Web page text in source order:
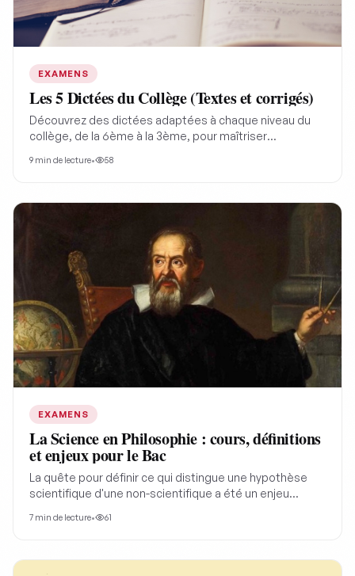
EXAMENS
Les 5 Dictées du Collège (Textes et corrigés)
Découvrez des dictées adaptées à chaque niveau du
collège, de la 6ème à la 3ème, pour maîtriser
vous offre des textes, corrigés et points de vigilance,
9 min de lecture• 58
EXAMENS
La Science en Philosophie : cours, définitions
et enjeux pour le Bac
La quête pour définir ce qui distingue une hypothèse
scientifique d'une non-scientifique a été un enjeu
7 min de lecture• 61